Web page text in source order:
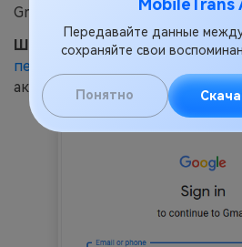
MobileTrans
Передавайте данные
сохраняйте свои
Понятно
Gmail:
Шаг 1. Откройте веб-браузер
перейдите на сайт gmail.com
аккаунт Gmail.